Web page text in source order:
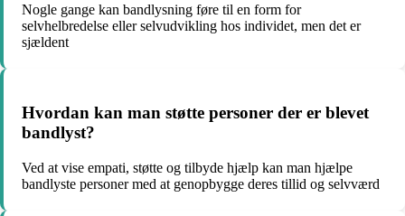
Nogle gange kan bandlysning føre til en form for
selvhelbredelse eller selvudvikling hos individet, men det er
sjældent
Hvordan kan man støtte personer der er blevet
bandlyst?
Ved at vise empati, støtte og tilbyde hjælp kan man hjælpe
bandlyste personer med at genopbygge deres tillid og selvværd